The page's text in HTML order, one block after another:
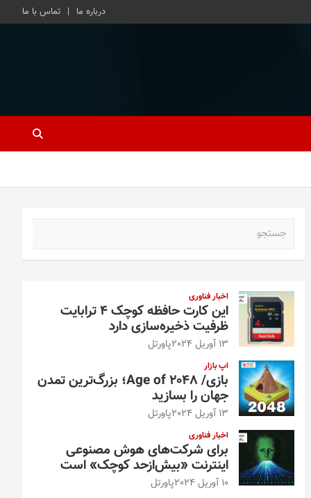
درباره ما تماس با ما
اخبار فناوری
این کارت حافظه کوچک ۴ ترابایت
ظرفیت ذخیره‌سازی دارد
13 آوریل 2024 پاورتل
اپ بازار
بازی/ Age of 2048؛ بزرگ‌ترین تمدن
جهان را بسازید
13 آوریل 2024 پاورتل
اخبار فناوری
برای شرکت‌های هوش مصنوعی
اینترنت «بیش‌از‌حد کوچک» است
10 آوریل 2024 پاورتل